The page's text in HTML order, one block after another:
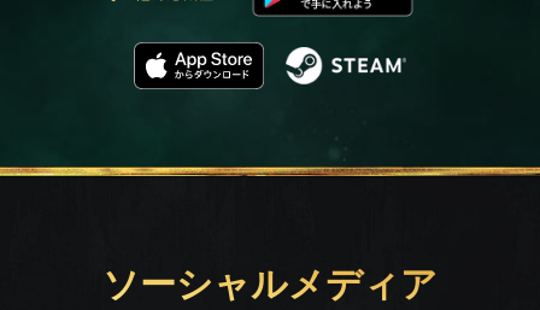
ソーシャルメディア